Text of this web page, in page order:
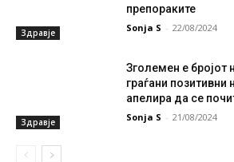
Здравје
препораките
Sonja S - 22/08/2024
Здравје
Зголемен е бројот
граѓани позитивни
апелира да се
Sonja S - 21/08/2024